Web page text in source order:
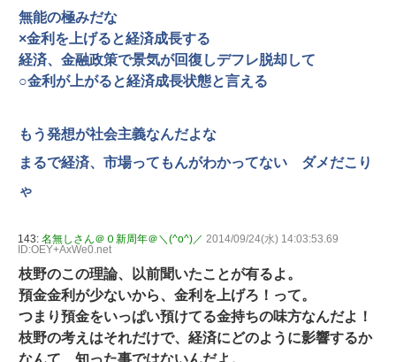
無能の極みだな
×金利を上げると経済成長する
経済、金融政策で景気が回復しデフレ脱却して
○金利が上がると経済成長状態と言える
もう発想が社会主義なんだよな
まるで経済、市場ってもんがわかってない ダメだこり
ゃ
143: 名無しさん＠０新周年＠＼(^o^)／ 2014/09/24(水) 14:03:53.69
ID:OEY+AxWe0.net
枝野のこの理論、以前聞いたことが有るよ。
預金金利が少ないから、金利を上げろ！って。
つまり預金をいっぱい預けてる金持ちの味方なんだよ！
枝野の考えはそれだけで、経済にどのように影響するか
なんて、知った事ではないんだよ。